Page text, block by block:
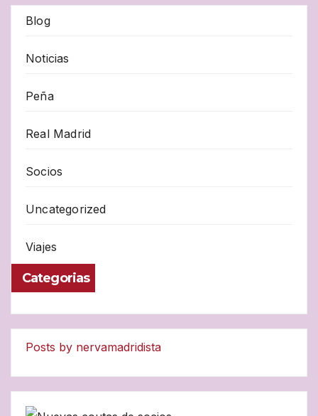
Blog
Noticias
Peña
Real Madrid
Socios
Uncategorized
Viajes
Categorias
Posts by nervamadridista